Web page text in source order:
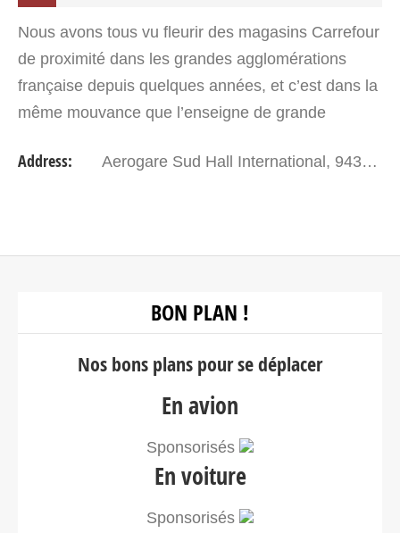
Nous avons tous vu fleurir des magasins Carrefour
de proximité dans les grandes agglomérations
française depuis quelques années, et c’est dans la
même mouvance que l’enseigne de grande
investi…
Address: Aerogare Sud Hall International, 94310 Orly T Sud
BON PLAN !
Nos bons plans pour se déplacer
En avion
Sponsorisés
En voiture
Sponsorisés